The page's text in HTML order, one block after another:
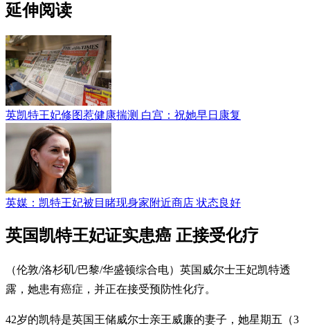
延伸阅读
英凯特王妃修图惹健康揣测 白宫：祝她早日康复
英媒：凯特王妃被目睹现身家附近商店 状态良好
英国凯特王妃证实患癌 正接受化疗
（伦敦/洛杉矶/巴黎/华盛顿综合电）英国威尔士王妃凯特透
露，她患有癌症，并正在接受预防性化疗。
42岁的凯特是英国王储威尔士亲王威廉的妻子，她星期五（3